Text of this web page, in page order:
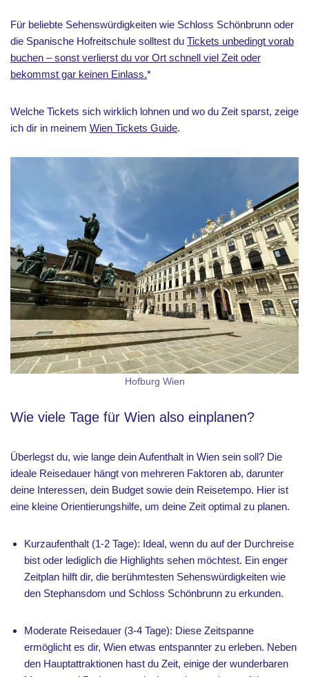
Für beliebte Sehenswürdigkeiten wie Schloss Schönbrunn oder
die Spanische Hofreitschule solltest du Tickets unbedingt vorab
buchen – sonst verlierst du vor Ort schnell viel Zeit oder
bekommst gar keinen Einlass.*
Welche Tickets sich wirklich lohnen und wo du Zeit sparst, zeige
ich dir in meinem Wien Tickets Guide.
Hofburg Wien
Wie viele Tage für Wien also einplanen?
Überlegst du, wie lange dein Aufenthalt in Wien sein soll? Die
ideale Reisedauer hängt von mehreren Faktoren ab, darunter
deine Interessen, dein Budget sowie dein Reisetempo. Hier ist
eine kleine Orientierungshilfe, um deine Zeit optimal zu planen.
Kurzaufenthalt (1-2 Tage): Ideal, wenn du auf der Durchreise
bist oder lediglich die Highlights sehen möchtest. Ein enger
Zeitplan hilft dir, die berühmtesten Sehenswürdigkeiten wie
den Stephansdom und Schloss Schönbrunn zu erkunden.
Moderate Reisedauer (3-4 Tage): Diese Zeitspanne
ermöglicht es dir, Wien etwas entspannter zu erleben. Neben
den Hauptattraktionen hast du Zeit, einige der wunderbaren